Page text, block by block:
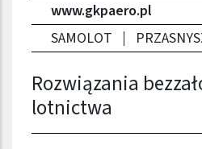
www.gkpaero.pl
SAMOLOT
Rozwiązania
lotnictwa